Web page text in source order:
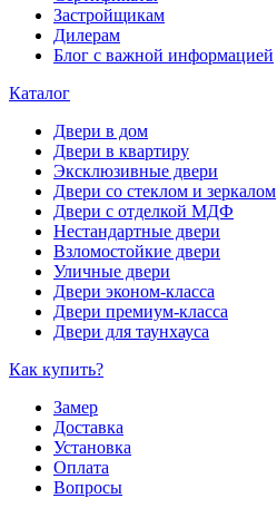
Застройщикам
Дилерам
Блог с важной информацией
Каталог
Двери в дом
Двери в квартиру
Эксклюзивные двери
Двери со стеклом и зеркалом
Двери с отделкой МДФ
Нестандартные двери
Взломостойкие двери
Уличные двери
Двери эконом-класса
Двери премиум-класса
Двери для таунхауса
Как купить?
Замер
Доставка
Установка
Оплата
Вопросы